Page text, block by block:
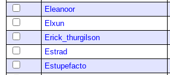
Eleanoor
Elxun
Erick_thurgilson
Estrad
Estupefacto